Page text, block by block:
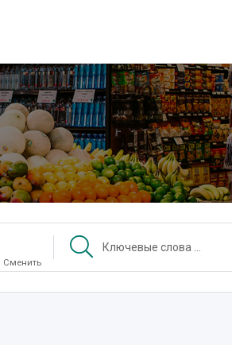
Сменить